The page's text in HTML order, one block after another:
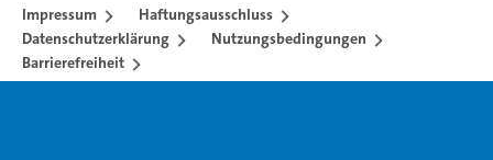
Impressum
Haftungsausschluss
Datenschutzerklärung
Nutzungsbedingungen
Barrierefreiheit